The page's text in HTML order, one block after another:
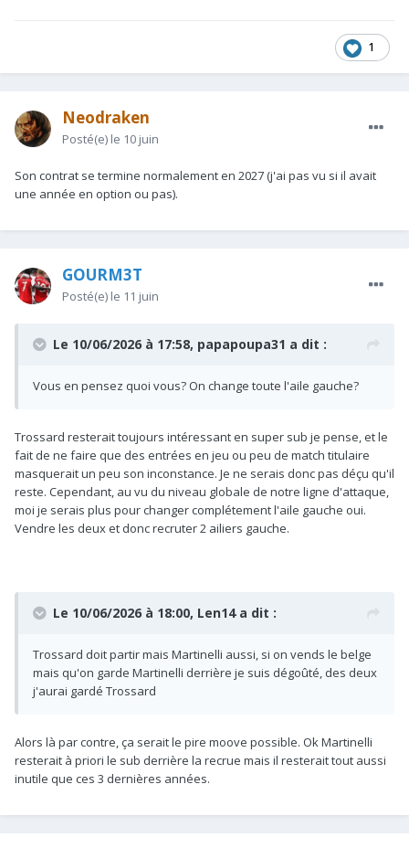
1
Neodraken
Posté(e) le 10 juin
Son contrat se termine normalement en 2027 (j'ai pas vu si il avait
une année en option ou pas).
GOURM3T
Posté(e) le 11 juin
Le 10/06/2026 à 17:58, papapoupa31 a dit :
Vous en pensez quoi vous? On change toute l'aile gauche?
Trossard resterait toujours intéressant en super sub je pense, et le
fait de ne faire que des entrées en jeu ou peu de match titulaire
masquerait un peu son inconstance. Je ne serais donc pas déçu qu'il
reste. Cependant, au vu du niveau globale de notre ligne d'attaque,
moi je serais plus pour changer complétement l'aile gauche oui.
Vendre les deux et donc recruter 2 ailiers gauche.
Le 10/06/2026 à 18:00, Len14a dit :
Trossard doit partir mais Martinelli aussi, si on vends le belge
mais qu'on garde Martinelli derrière je suis dégoûté, des deux
j'aurai gardé Trossard
Alors là par contre, ça serait le pire moove possible. Ok Martinelli
resterait à priori le sub derrière la recrue mais il resterait tout aussi
inutile que ces 3 dernières années.